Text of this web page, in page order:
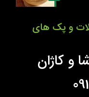
و پک های
و کاژان